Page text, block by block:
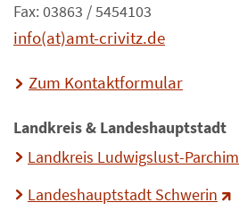
Fax: 03863 / 5454103
info(at)amt-crivitz.de
Zum Kontaktformular
Landkreis & Landeshauptstadt
Landkreis Ludwigslust-Parchim
Landeshauptstadt Schwerin